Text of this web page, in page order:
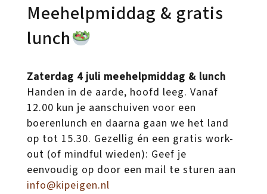
Meehelpmiddag & gratis
lunch
Zaterdag 4 juli meehelpmiddag & lunch
Handen in de aarde, hoofd leeg. Vanaf
12.00 kun je aanschuiven voor een
boerenlunch en daarna gaan we het land
op tot 15.30. Gezellig én een gratis work-
out (of mindful wieden): Geef je
eenvoudig op door een mail te sturen aan
info@kipeigen.nl